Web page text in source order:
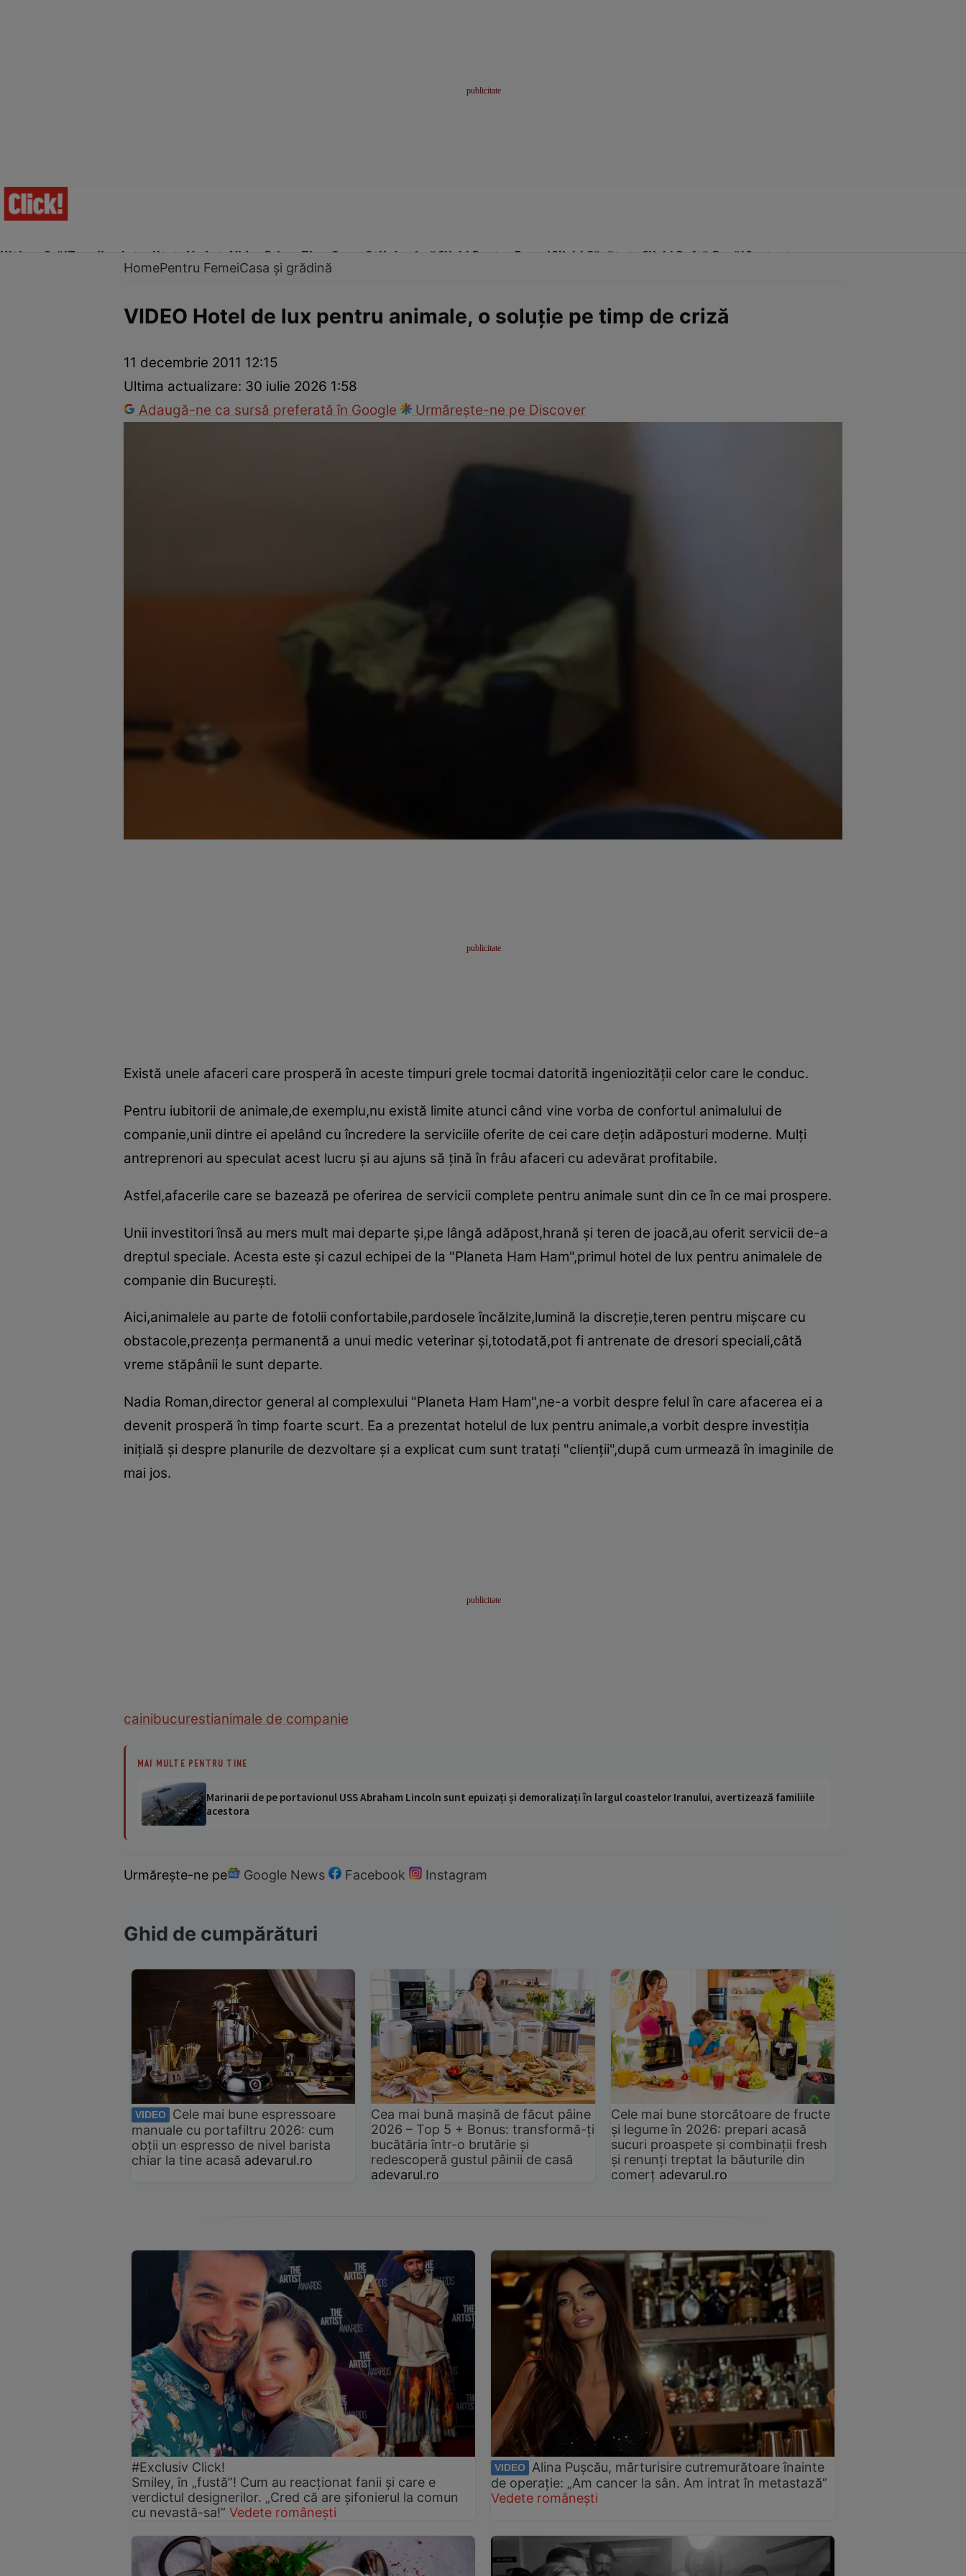
Ultima Oră!Trending Actualitate Vedete Video Prime Time SportStil de viațăClick! Pentru FemeiClick! Sănătate Click! Poftă Bună!Contact
Dezvoltare personalăÎngrijire personalăCasă și grădină
HomePentru FemeiCasa și grădină
VIDEO Hotel de lux pentru animale, o soluţie pe timp de criză
11 decembrie 2011 12:15
Ultima actualizare: 30 iulie 2026 1:58
Adaugă-ne ca sursă preferată în Google
Urmărește-ne pe Discover
Există unele afaceri care prosperă în aceste timpuri grele tocmai datorită ingeniozităţii celor care le conduc.
Pentru iubitorii de animale,de exemplu,nu există limite atunci când vine vorba de confortul animalului de
companie,unii dintre ei apelând cu încredere la serviciile oferite de cei care deţin adăposturi moderne. Mulţi
antreprenori au speculat acest lucru şi au ajuns să ţină în frâu afaceri cu adevărat profitabile.
Astfel,afacerile care se bazează pe oferirea de servicii complete pentru animale sunt din ce în ce mai prospere.
Unii investitori însă au mers mult mai departe şi,pe lângă adăpost,hrană şi teren de joacă,au oferit servicii de-a
dreptul speciale. Acesta este şi cazul echipei de la "Planeta Ham Ham",primul hotel de lux pentru animalele de
companie din Bucureşti.
Aici,animalele au parte de fotolii confortabile,pardosele încălzite,lumină la discreţie,teren pentru mişcare cu
obstacole,prezenţa permanentă a unui medic veterinar şi,totodată,pot fi antrenate de dresori speciali,câtă
vreme stăpânii le sunt departe.
Nadia Roman,director general al complexului "Planeta Ham Ham",ne-a vorbit despre felul în care afacerea ei a
devenit prosperă în timp foarte scurt. Ea a prezentat hotelul de lux pentru animale,a vorbit despre investiţia
iniţială şi despre planurile de dezvoltare şi a explicat cum sunt trataţi "clienţii",după cum urmează în imaginile de
mai jos.
cainibucurestianimale de companie
MAI MULTE PENTRU TINE
Marinarii de pe portavionul USS Abraham Lincoln sunt epuizați și demoralizați în largul coastelor Iranului, avertizează familiile
acestora
Urmărește-ne pe Google News Facebook Instagram
Ghid de cumpărături
VIDEO
Cele mai bune espressoare
manuale cu portafiltru 2026: cum
obții un espresso de nivel barista
chiar la tine acasă adevarul.ro
Cea mai bună mașină de făcut pâine
2026 – Top 5 + Bonus: transformă-ți
bucătăria într-o brutărie și
redescoperă gustul pâinii de casă
adevarul.ro
Cele mai bune storcătoare de fructe
și legume în 2026: prepari acasă
sucuri proaspete și combinații fresh
și renunți treptat la băuturile din
comerț adevarul.ro
#Exclusiv Click!
Smiley, în „fustă”! Cum au reacționat fanii și care e
verdictul designerilor. „Cred că are șifonierul la comun
cu nevastă-sa!” Vedete românești
VIDEO
Alina Pușcău, mărturisire cutremurătoare înainte
de operație: „Am cancer la sân. Am intrat în metastază”
Vedete românești